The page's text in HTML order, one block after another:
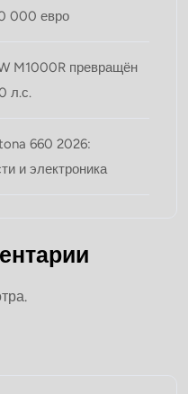
000 евро
M1000R превращён
л.с.
660 2026:
и электроника